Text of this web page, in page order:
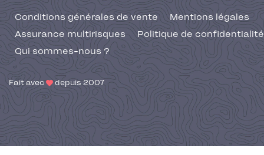
Conditions générales de vente
Mentions légales
Assurance multirisques
Politique de confidentialité
Qui sommes-nous ?
Fait avec depuis 2007